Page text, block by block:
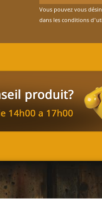
Vous pouvez vous
dans les conditions